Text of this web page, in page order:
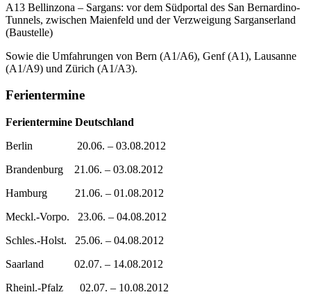
A13 Bellinzona – Sargans: vor dem Südportal des San Bernardino-
Tunnels, zwischen Maienfeld und der Verzweigung Sarganserland
(Baustelle)
Sowie die Umfahrungen von Bern (A1/A6), Genf (A1), Lausanne
(A1/A9) und Zürich (A1/A3).
Ferientermine
Ferientermine Deutschland
Berlin 20.06. – 03.08.2012
Brandenburg 21.06. – 03.08.2012
Hamburg 21.06. – 01.08.2012
Meckl.-Vorpo. 23.06. – 04.08.2012
Schles.-Holst. 25.06. – 04.08.2012
Saarland 02.07. – 14.08.2012
Rheinl.-Pfalz 02.07. – 10.08.2012